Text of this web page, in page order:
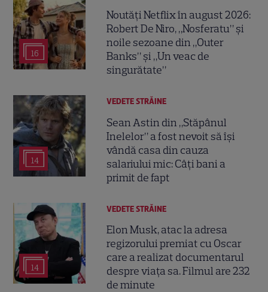
16
Noutăți Netflix în august 2026:
Robert De Niro, „Nosferatu” și
noile sezoane din „Outer
Banks” și „Un veac de
singurătate”
14
VEDETE STRĂINE
Sean Astin din „Stăpânul
Inelelor” a fost nevoit să își
vândă casa din cauza
salariului mic: Câți bani a
primit de fapt
14
VEDETE STRĂINE
Elon Musk, atac la adresa
regizorului premiat cu Oscar
care a realizat documentarul
despre viața sa. Filmul are 232
de minute